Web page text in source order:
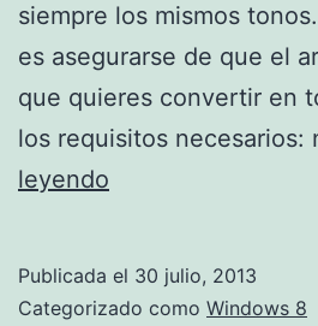
siempre los mismos
es asegurarse de que el
que quieres convertir en
los requisitos necesarios:
leyendo
Windows
Publicada el 30 julio, 2013
Categorizado como Windows 8